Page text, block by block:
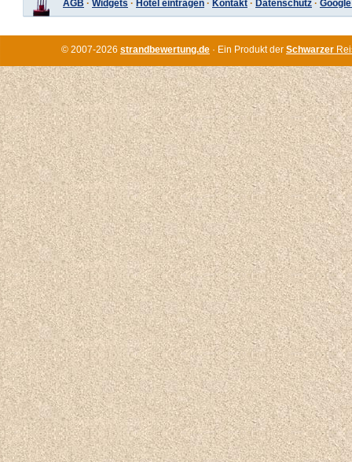
AGB · Widgets · Hotel eintragen · Kontakt · Datenschutz ·
© 2007-2026 strandbewertung.de · Ein Produkt der Schwarzer